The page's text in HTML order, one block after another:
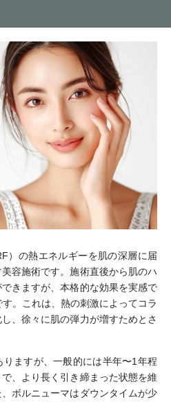
）の熱エネルギーを肌の深層に届
容施術です。施術直後から肌のハ
きますが、本格的な効果を実感で
。これは、熱の刺激によってコラ
、徐々に肌の弾力が増すためとさ
ますが、一般的には半年〜1年程
、より長く引き締まった状態を維
ボルニューマはダウンタイムが少